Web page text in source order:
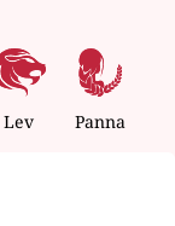
Lev Panna